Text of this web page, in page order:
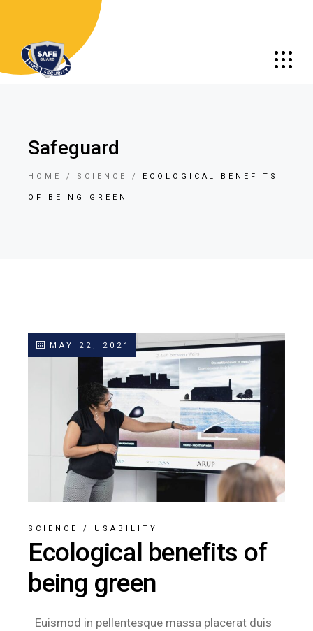
Safeguard
HOME SCIENCE ECOLOGICAL BENEFITS
OF BEING GREEN
MAY 22, 2021
SCIENCE / USABILITY
Ecological benefits of
being green
Euismod in pellentesque massa placerat duis